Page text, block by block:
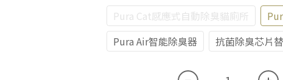
Pura Cat感應式自動除臭貓廁所
Pura Air智能除臭器
抗菌除臭芯片